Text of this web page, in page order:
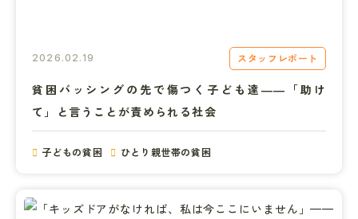
2026.02.19 スタッフレポート
貧困バッシングの先で傷つく子ども達――「助け
て」と言うことが責められる社会
子どもの貧困 ひとり親世帯の貧困